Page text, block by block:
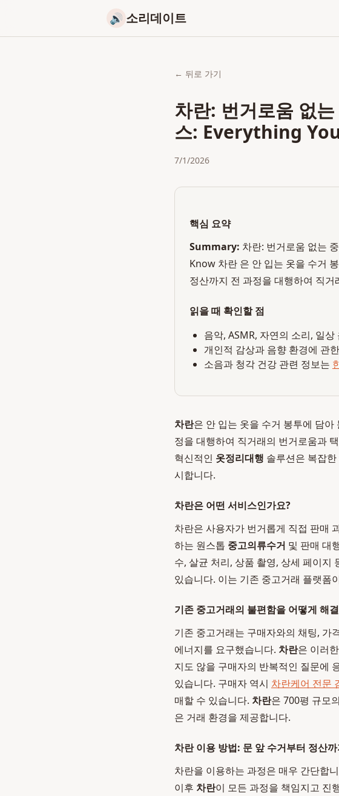
🔊 소리데이트
← 뒤로 가기
차란: 번거로움 없
스: Everything
7/1/2026
핵심 요약
Summary: 차란: 번거로움 없는
Know 차란 은 안 입는 옷을 수거
정산까지 전 과정을 대행하여 직
읽을 때 확인할 점
음악, ASMR, 자연의 소리, 일
개인적 감상과 음향 환경에 관
소음과 청각 건강 관련 정보는
차란은 안 입는 옷을 수거 봉투에 담
정을 대행하여 직거래의 번거로움과
혁신적인 옷정리대행 솔루션은 복잡
시합니다.
차란은 어떤 서비스인가요?
차란은 사용자가 번거롭게 직접 판매
하는 원스톱 중고의류수거 및 판매 대
수, 살균 처리, 상품 촬영, 상세 페이지
있습니다. 이는 기존 중고거래 플랫폼
기존 중고거래의 불편함을 어떻게 해
기존 중고거래는 구매자와의 채팅, 가
에너지를 요구했습니다. 차란은 이러
지도 않을 구매자의 반복적인 질문에
있습니다. 구매자 역시 차란케어 전문
매할 수 있습니다. 차란은 700평 규모
은 거래 환경을 제공합니다.
차란 이용 방법: 문 앞 수거부터 정산
차란을 이용하는 과정은 매우 간단합
이후 차란이 모든 과정을 책임지고 진